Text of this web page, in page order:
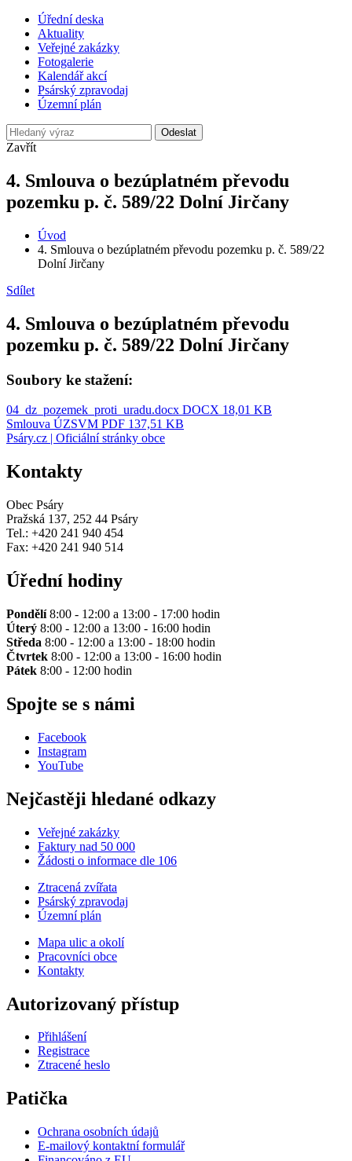
Úřední deska
Aktuality
Veřejné zakázky
Fotogalerie
Kalendář akcí
Psárský zpravodaj
Územní plán
Odeslat
Zavřít
4. Smlouva o bezúplatném převodu
pozemku p. č. 589/22 Dolní Jirčany
Úvod
4. Smlouva o bezúplatném převodu pozemku p. č. 589/22
Dolní Jirčany
Sdílet
4. Smlouva o bezúplatném převodu
pozemku p. č. 589/22 Dolní Jirčany
Soubory ke stažení:
04_dz_pozemek_proti_uradu.docx DOCX 18,01 KB
Smlouva ÚZSVM PDF 137,51 KB
Psáry.cz | Oficiální stránky obce
Kontakty
Obec Psáry
Pražská 137, 252 44 Psáry
Tel.: +420 241 940 454
Fax: +420 241 940 514
Úřední hodiny
Pondělí8:00 - 12:00 a 13:00 - 17:00 hodin
Úterý 8:00 - 12:00 a 13:00 - 16:00 hodin
Středa 8:00 - 12:00 a 13:00 - 18:00 hodin
Čtvrtek 8:00 - 12:00 a 13:00 - 16:00 hodin
Pátek 8:00 - 12:00 hodin
Spojte se s námi
Facebook
Instagram
YouTube
Nejčastěji hledané odkazy
Veřejné zakázky
Faktury nad 50 000
Žádosti o informace dle 106
Ztracená zvířata
Psárský zpravodaj
Územní plán
Mapa ulic a okolí
Pracovníci obce
Kontakty
Autorizovaný přístup
Přihlášení
Registrace
Ztracené heslo
Patička
Ochrana osobních údajů
E-mailový kontaktní formulář